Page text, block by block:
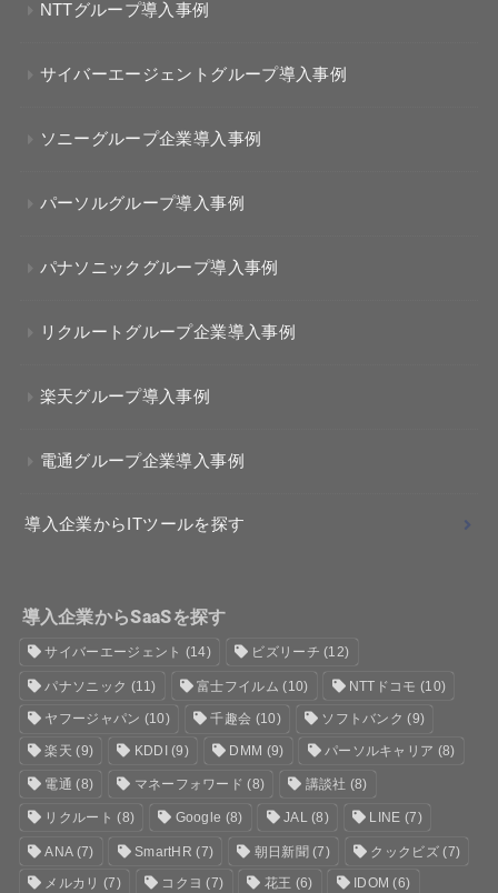
NTTグループ導入事例
サイバーエージェントグループ導入事例
ソニーグループ企業導入事例
パーソルグループ導入事例
パナソニックグループ導入事例
リクルートグループ企業導入事例
楽天グループ導入事例
電通グループ企業導入事例
導入企業からITツールを探す
導入企業からSaaSを探す
サイバーエージェント (14) ビズリーチ (12)
パナソニック (11) 富士フイルム (10) NTTドコモ (10)
ヤフージャパン (10) 千趣会 (10) ソフトバンク (9)
楽天 (9) KDDI (9) DMM (9) パーソルキャリア (8)
電通 (8) マネーフォワード (8) 講談社 (8)
リクルート (8) Google (8) JAL(8) LINE (7)
ANA(7) SmartHR (7) 朝日新聞(7) クックビズ(7)
メルカリ (7) コクヨ (7) 花王 (6) IDOM (6)